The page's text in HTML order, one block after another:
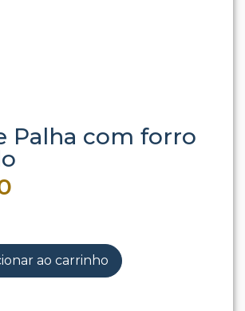
Palha com forro
ao carrinho